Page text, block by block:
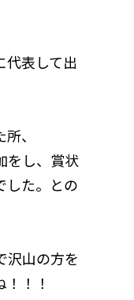
代表して出
、
をし、賞状
した。との
沢山の方を
！！